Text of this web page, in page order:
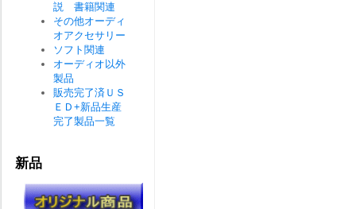
説 書籍関連
その他オーディ
オアクセサリー
ソフト関連
オーディオ以外
製品
販売完了済ＵＳ
ＥＤ+新品生産
完了製品一覧
新品